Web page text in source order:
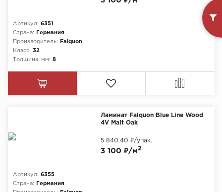
Артикул: 6351
Страна:
Германия
Производитель:
Falquon
Класс: 32
Толщина, мм: 8
Ламинат Falquon Blue Line Wood
4V Malt Oak
Артикул: 6355
Страна:
Германия
3 100 ₽/м2
5 840.40 ₽/упак.